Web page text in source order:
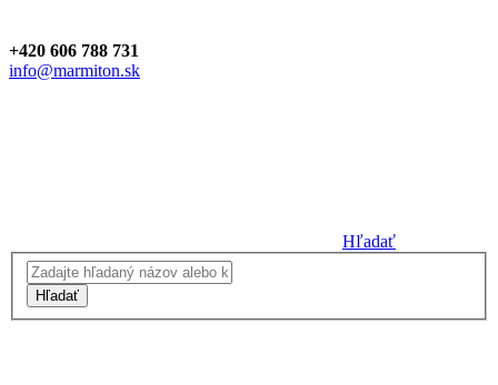
+420 606 788 731
info@marmiton.sk
Hľadať
Hľadať